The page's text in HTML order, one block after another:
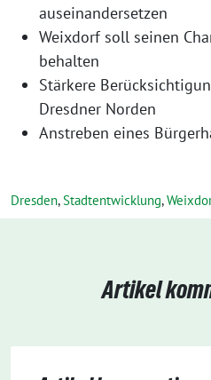
auseinandersetzen
Weixdorf soll seinen
behalten
Stärkere
Dresdner Norden
Anstreben eines
Dresden,Stadtentwicklung,
Artikel